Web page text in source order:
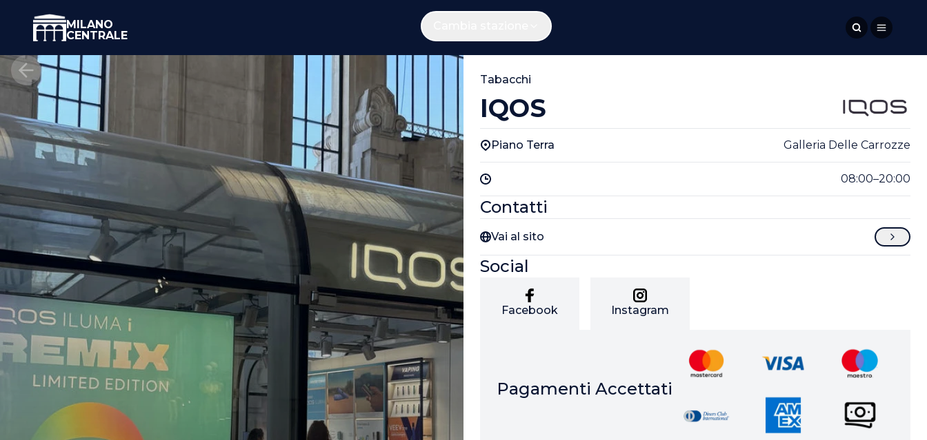
MILANO
CENTRALE
Tabacchi
IQOS
Piano Terra Galleria Delle Carrozze
08:00–20:00
Contatti
Vai al sito
Social
Facebook Instagram
Pagamenti Accettati